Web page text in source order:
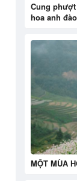
Cung
hoa anh đào
MỘT MÙA